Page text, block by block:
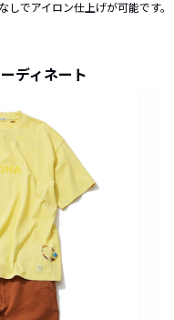
しでアイロン仕上げが可能です
ディネート